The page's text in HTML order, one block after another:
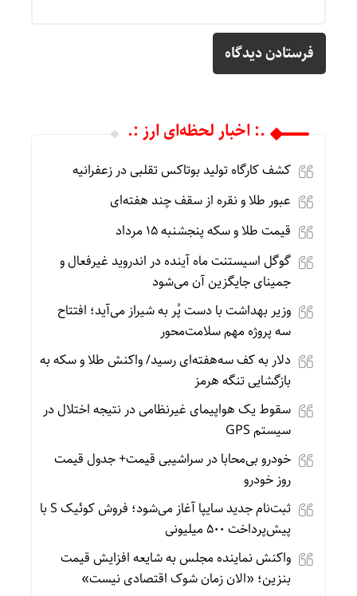
.: اخبار لحظه‌ای ارز :.
کشف کارگاه تولید بوتاکس تقلبی در زعفرانیه
عبور طلا و نقره از سقف چند هفته‌ای
قیمت طلا و سکه پنجشنبه 15 مرداد
گوگل اسیستنت ماه آینده در اندروید غیرفعال و
جمینای جایگزین آن می‌شود
وزیر بهداشت با دست پُر به شیراز می‌آید؛ افتتاح
سه پروژه مهم سلامت‌محور
دلار به کف سه‌هفته‌ای رسید/ واکنش طلا و سکه به
بازگشایی تنگه هرمز
سقوط یک هواپیمای غیرنظامی در نتیجه اختلال در
سیستم‌ GPS
خودرو بی‌محابا در سراشیبی قیمت+ جدول قیمت
روز خودرو
ثبت‌نام جدید سایپا آغاز می‌شود؛ فروش کوئیک S با
پیش‌پرداخت ۵۰۰ میلیونی
واکنش نماینده مجلس به شایعه افزایش قیمت
بنزین؛ «الان زمان شوک اقتصادی نیست»